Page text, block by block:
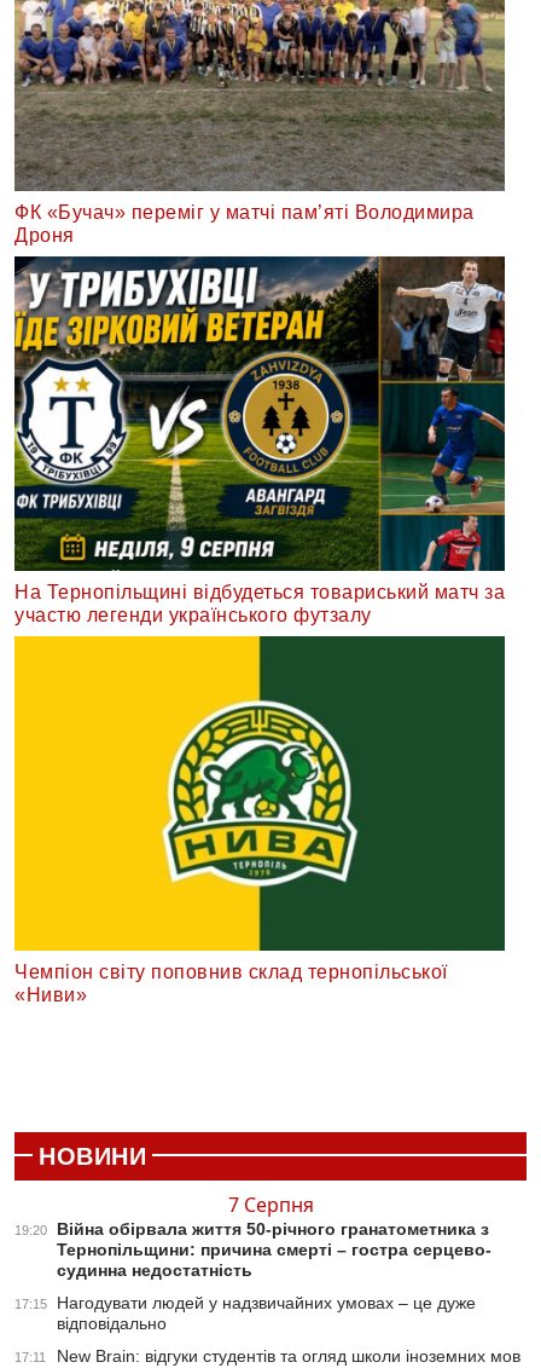
ФК «Бучач» переміг у матчі пам’яті Володимира
Дроня
На Тернопільщині відбудеться товариський матч за
участю легенди українського футзалу
Чемпіон світу поповнив склад тернопільської
«Ниви»
НОВИНИ
7 Серпня
19:20
Війна обірвала життя 50-річного гранатометника з
Тернопільщини: причина смерті – гостра серцево-
судинна недостатність
17:15
Нагодувати людей у надзвичайних умовах – це дуже
відповідально
17:11 New Brain: відгуки студентів та огляд школи іноземних мов